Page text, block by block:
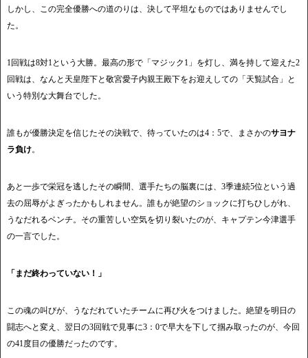
しかし、この完全優勝への道のりは、決して平坦なものではありませんでし
た。
1回戦は8対1という大勝。最高の形で「マジック1」を灯し、満を持して迎えた2
回戦は、なんと天皇陛下と敬宮愛子内親王殿下をお迎えしての「天覧試合」と
いう特別な大舞台でした。
誰もが優勝決定を信じたその決戦で、待っていたのは4：5で、まさかのサヨナ
ラ負け。
あと一歩で栄冠を逃したその瞬間、選手たちの脳裏には、3季連続5位という過
去の屈辱がよぎったかもしれません。誰もが絶望のショックに打ちひしがれ、
うなだれるベンチ。その重苦しい空気を切り裂いたのが、キャプテン今津選手
の一言でした。
「まだ終わっていない！」
この魂の叫びが、うなだれていたチームに再び火をつけました。絶望を明日の
闘志へと変え、翌日の3回戦で見事に3：0で早大を下して掴み取ったのが、今回
の41度目の優勝だったのです。